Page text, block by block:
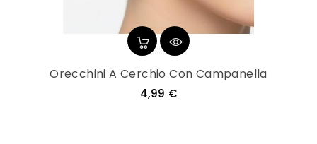
Orecchini A Cerchio Con Campanella
4,99 €Prezzo